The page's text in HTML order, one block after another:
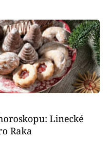
Linecké
Raka